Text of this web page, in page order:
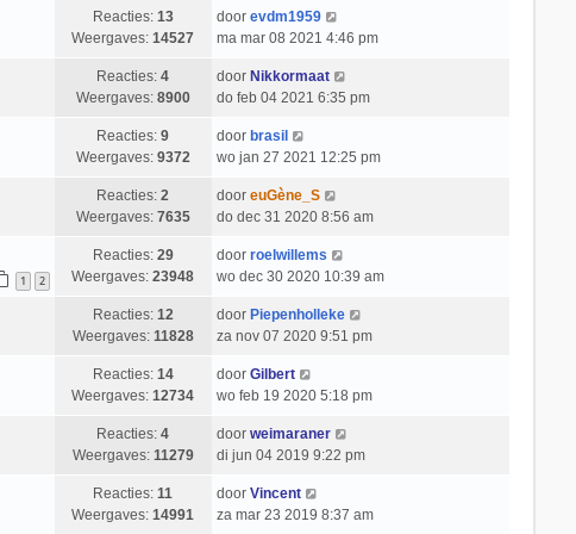
Reacties: 13
Weergaves:14527
door evdm1959
ma mar 08 2021 4:46 pm
Reacties:4
Weergaves: 8900
door Nikkormaat
do feb 04 2021 6:35 pm
Reacties:9
Weergaves: 9372
door brasil
wo jan 27 2021 12:25 pm
Reacties:2
Weergaves: 7635
door euGène_S
do dec 31 2020 8:56 am
1 2
Reacties: 29
Weergaves:23948
door roelwillems
wo dec 30 2020 10:39 am
Reacties: 12
Weergaves: 11828
door Piepenholleke
za nov 07 2020 9:51 pm
Reacties: 14
Weergaves:12734
door Gilbert
wo feb 19 2020 5:18 pm
Reacties:4
Weergaves: 11279
door weimaraner
di jun 04 2019 9:22 pm
Reacties:11
Weergaves:14991
door Vincent
za mar 23 2019 8:37 am